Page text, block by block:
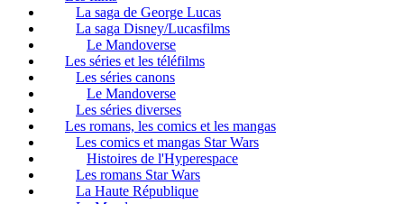
La saga de George Lucas
La saga Disney/Lucasfilms
Le Mandoverse
Les séries et les téléfilms
Les séries canons
Le Mandoverse
Les séries diverses
Les romans, les comics et les mangas
Les comics et mangas Star Wars
Histoires de l'Hyperespace
Les romans Star Wars
La Haute République